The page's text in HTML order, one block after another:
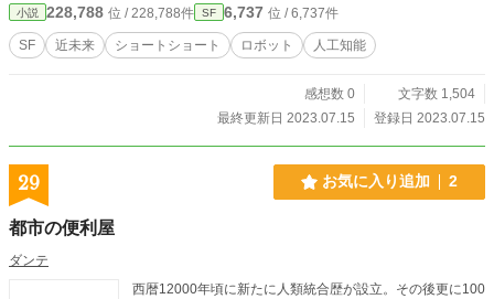
小説 228,788 位 / 228,788件 SF 6,737 位 / 6,737件
SF 近未来 ショートショート ロボット 人工知能
感想数 0
文字数 1,504
最終更新日 2023.07.15
登録日 2023.07.15
29 お気に入り追加 2
都市の便利屋
ダンテ
西暦12000年頃に新たに人類統合歴が設立。その後更に100